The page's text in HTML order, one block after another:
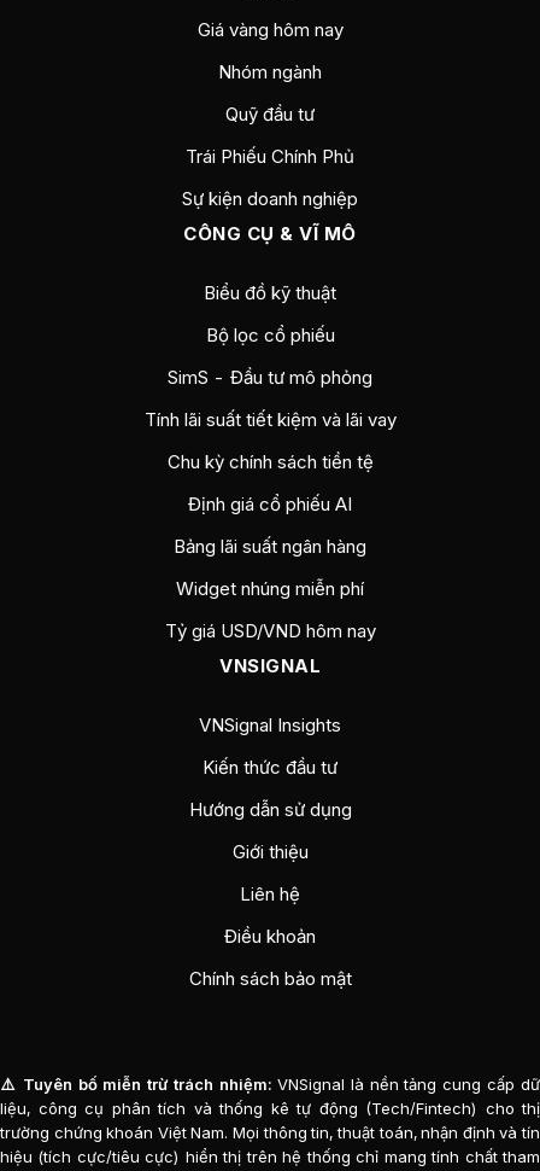
Giá vàng hôm nay
Nhóm ngành
Quỹ đầu tư
Trái Phiếu Chính Phủ
Sự kiện doanh nghiệp
CÔNG CỤ & VĨ MÔ
Biểu đồ kỹ thuật
Bộ lọc cổ phiếu
SimS - Đầu tư mô phỏng
Tính lãi suất tiết kiệm và lãi vay
Chu kỳ chính sách tiền tệ
Định giá cổ phiếu AI
Bảng lãi suất ngân hàng
Widget nhúng miễn phí
Tỷ giá USD/VND hôm nay
VNSIGNAL
VNSignal Insights
Kiến thức đầu tư
Hướng dẫn sử dụng
Giới thiệu
Liên hệ
Điều khoản
Chính sách bảo mật
⚠️ Tuyên bố miễn trừ trách nhiệm: VNSignal là nền tảng cung cấp dữ
liệu, công cụ phân tích và thống kê tự động (Tech/Fintech) cho thị
trường chứng khoán Việt Nam. Mọi thông tin, thuật toán, nhận định và tín
hiệu (tích cực/tiêu cực) hiển thị trên hệ thống chỉ mang tính chất tham